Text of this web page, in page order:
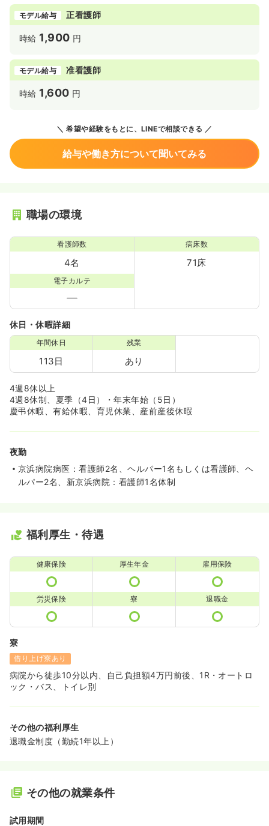
モデル給与 正看護師
時給 1,900 円
モデル給与 准看護師
時給 1,600 円
希望や経験をもとに、LINEで相談できる
給与や働き方について聞いてみる
職場の環境
看護師数
4名
病床数
71床
電子カルテ
休日・休暇詳細
年間休日
113日
残業
あり
4週8休以上
4週8休制、夏季（4日）・年末年始（5日）
慶弔休暇、有給休暇、育児休業、産前産後休暇
夜勤
京浜病院病医：看護師2名、ヘルパー1名もしくは看護師、ヘ
ルパー2名、新京浜病院：看護師1名体制
福利厚生・待遇
健康保険 厚生年金 雇用保険
労災保険 寮 退職金
寮
借り上げ寮あり
病院から徒歩10分以内、自己負担額4万円前後、1R・オートロ
ック・バス、トイレ別
その他の福利厚生
退職金制度（勤続1年以上）
その他の就業条件
試用期間